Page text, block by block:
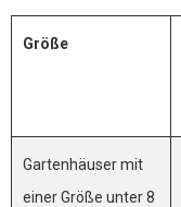
Größe
Gartenhäuser mit
einer Größe unter 8